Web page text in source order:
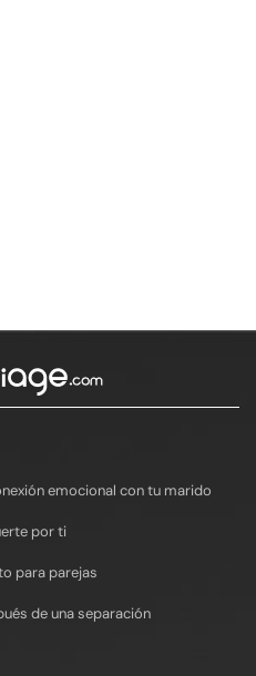
emocional con tu marido
por ti
para parejas
de una separación